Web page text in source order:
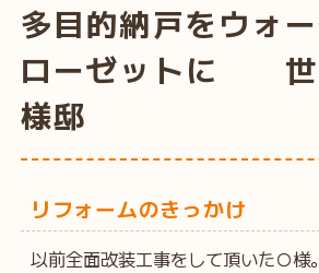
多目的納戸をウォ
ローゼットに 世
様邸
リフォームのきっかけ
以前全面改装工事をして頂いたＯ様。